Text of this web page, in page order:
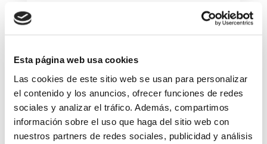
Esta página web usa cookies
Las cookies de este sitio web se usan para personalizar
el contenido y los anuncios, ofrecer funciones de redes
sociales y analizar el tráfico. Además, compartimos
información sobre el uso que haga del sitio web con
nuestros partners de redes sociales, publicidad y análisis
Search
Search